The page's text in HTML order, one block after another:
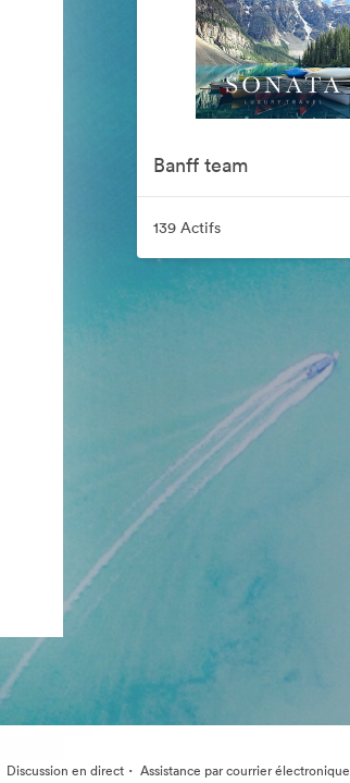
Banff team
139 Actifs
Discussion en direct · Assistance par courrier électronique